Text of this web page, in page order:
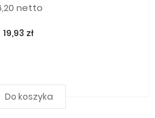
netto
19,93 zł
Do koszyka